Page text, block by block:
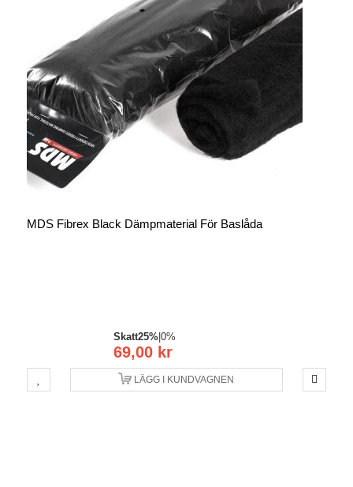
MDS Fibrex Black Dämpmaterial För Baslåda
69,00 kr
Skatt25% 0%
LÄGG I KUNDVAGNEN